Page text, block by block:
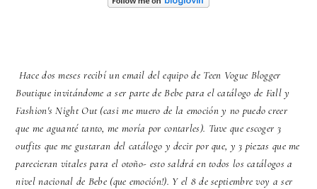
Hace dos meses recibí un email del equipo de Teen Vogue Blogger
Boutique invitándome a ser parte de Bebe para el catálogo de Fall y
Fashion's Night Out (casi me muero de la emoción y no puedo creer
que me aguanté tanto, me moría por contarles). Tuve que escoger 3
outfits que me gustaran del catálogo y decir por que, y 3 piezas que me
parecieran vitales para el otoño- esto saldrá en todos los catálogos a
nivel nacional de Bebe (que emoción!). Y el 8 de septiembre voy a ser